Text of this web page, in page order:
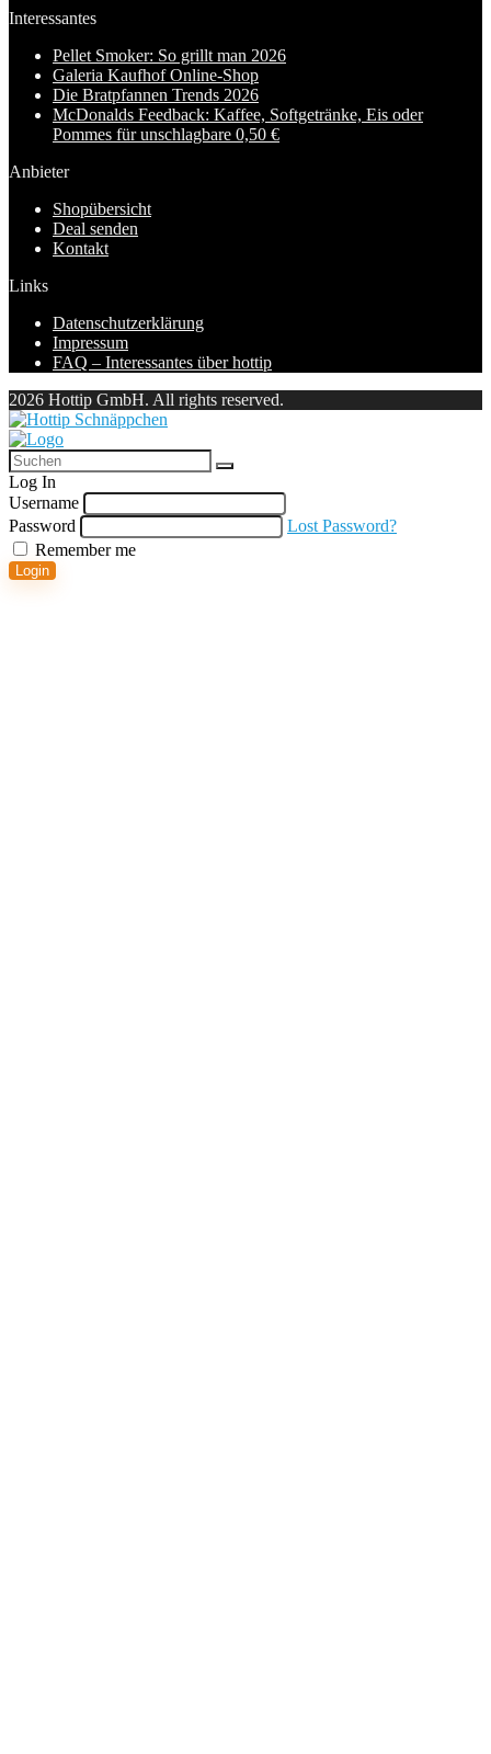
Interessantes
Pellet Smoker: So grillt man 2026
Galeria Kaufhof Online-Shop
Die Bratpfannen Trends 2026
McDonalds Feedback: Kaffee, Softgetränke, Eis oder
Pommes für unschlagbare 0,50 €
Anbieter
Shopübersicht
Deal senden
Kontakt
Links
Datenschutzerklärung
Impressum
FAQ – Interessantes über hottip
2026 Hottip GmbH. All rights reserved.
Log In
Username
Password
Lost Password?
Remember me
Login